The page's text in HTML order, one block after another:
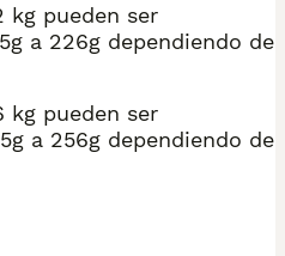
kg pueden ser
a 226g dependiendo de
kg pueden ser
a 256g dependiendo de